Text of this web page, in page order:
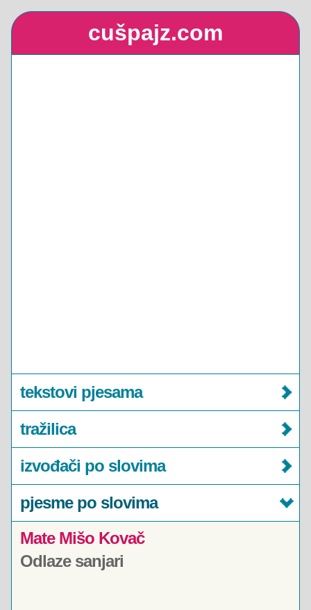
cušpajz.com
tekstovi pjesama
tražilica
izvođači po slovima
pjesme po slovima
Mate Mišo Kovač
Odlaze sanjari